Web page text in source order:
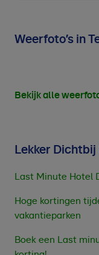
Weerfoto’s in
Bekijk alle
Lekker Dichtbij
Last Minute Hotel
Hoge kortingen
vakantieparken
Boek een Last